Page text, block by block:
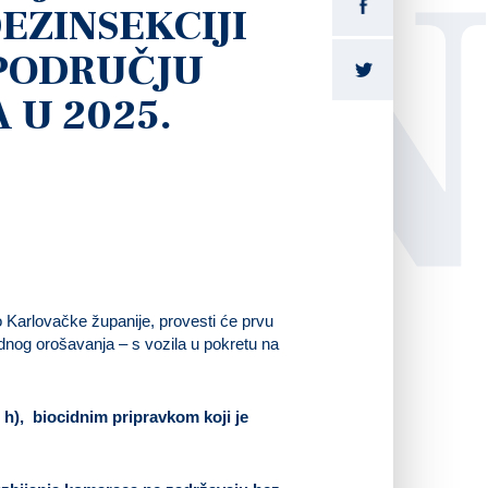
U 2025.
županije, provesti će prvu
orošavanja – s vozila u pokretu na
h), biocidnim pripravkom koji je